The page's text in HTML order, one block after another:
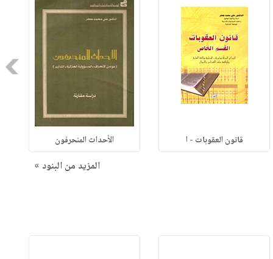
قانون العقوبات - ا الأحداث المنحرفون
المزيد من البنود »